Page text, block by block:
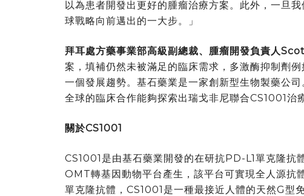
以為患者開發出更好的腫瘤治療方案。此外，一旦
球戰略向前邁出的一大步。」
拜耳處方藥事業部高級副總裁、腫瘤開發負責人
案，填補仍然未被滿足的臨床需求，多激酶抑制劑
一個發展趨勢。基石藥業是一家創新型生物製藥公
全球的臨床合作能夠探索出瑞戈非尼聯合CS1001治
關於CS1001
CS1001是由基石藥業開發的在研抗PD-L1單克隆
OMT轉基因動物平台產生，該平台可實現全人源抗
單克隆抗體，CS1001是一種最接近人體的天然G